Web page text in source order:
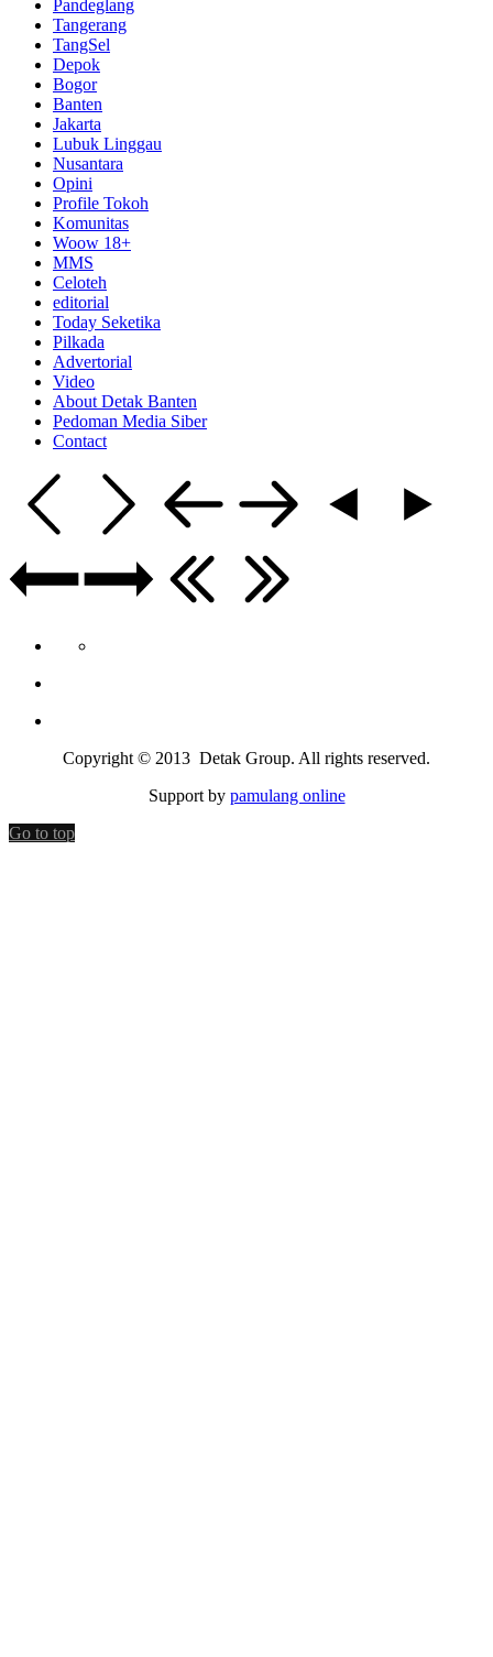
Pandeglang
Tangerang
TangSel
Depok
Bogor
Banten
Jakarta
Lubuk Linggau
Nusantara
Opini
Profile Tokoh
Komunitas
Woow 18+
MMS
Celoteh
editorial
Today Seketika
Pilkada
Advertorial
Video
About Detak Banten
Pedoman Media Siber
Contact
Copyright © 2013 Detak Group. All rights reserved.
Support by pamulang online
Go to top